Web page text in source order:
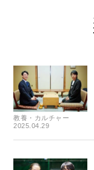
教養・カルチャー
2025.04.29